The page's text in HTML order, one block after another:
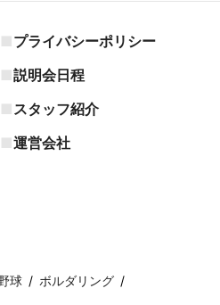
球
ボルダリング
プライバシーポリシー
説明会日程
スタッフ紹介
運営会社